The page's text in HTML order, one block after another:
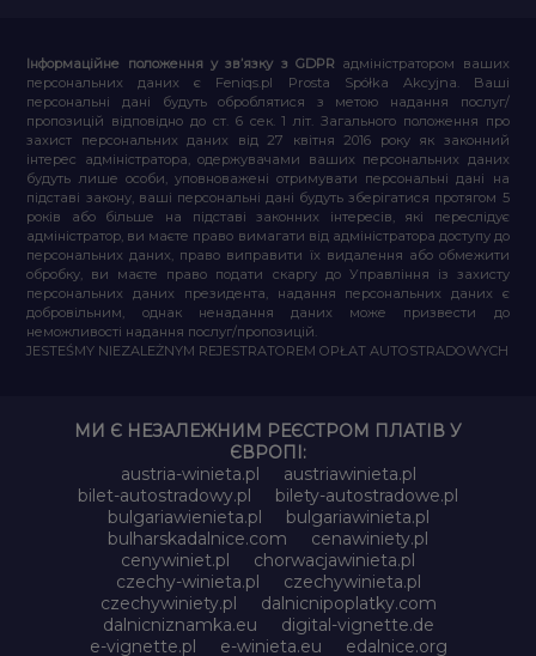
Інформаційне положення у зв’язку з GDPR адміністратором ваших
персональних даних є Feniqs.pl Prosta Spółka Akcyjna. Ваші
персональні дані будуть оброблятися з метою надання послуг/
пропозицій відповідно до ст. 6 сек. 1 літ. Загального положення про
захист персональних даних від 27 квітня 2016 року як законний
інтерес адміністратора, одержувачами ваших персональних даних
будуть лише особи, уповноважені отримувати персональні дані на
підставі закону, ваші персональні дані будуть зберігатися протягом 5
років або більше на підставі законних інтересів, які переслідує
адміністратор, ви маєте право вимагати від адміністратора доступу до
персональних даних, право виправити їх видалення або обмежити
обробку, ви маєте право подати скаргу до Управління із захисту
персональних даних президента, надання персональних даних є
добровільним, однак ненадання даних може призвести до
неможливості надання послуг/пропозицій.
JESTEŚMY NIEZALEŻNYM REJESTRATOREM OPŁAT AUTOSTRADOWYCH
МИ Є НЕЗАЛЕЖНИМ РЕЄСТРОМ ПЛАТІВ У
ЄВРОПІ:
austria-winieta.pl
austriawinieta.pl
bilet-autostradowy.pl
bilety-autostradowe.pl
bulgariawienieta.pl
bulgariawinieta.pl
bulharskadalnice.com
cenawiniety.pl
cenywiniet.pl
chorwacjawinieta.pl
czechy-winieta.pl
czechywinieta.pl
czechywiniety.pl
dalnicnipoplatky.com
dalnicniznamka.eu
digital-vignette.de
e-vignette.pl
e-winieta.eu
edalnice.org